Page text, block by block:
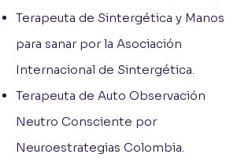
Terapeuta de Sintergética y Manos
para sanar por la Asociación
Internacional de Sintergética.
Terapeuta de Auto Observación
Neutro Consciente por
Neuroestrategias Colombia.